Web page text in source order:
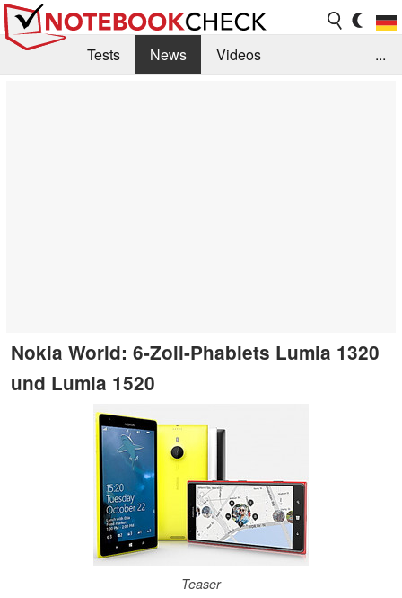
Tests News
Videos
...
Nokia World: 6-Zoll-Phablets Lumia 1320
und Lumia 1520
Teaser